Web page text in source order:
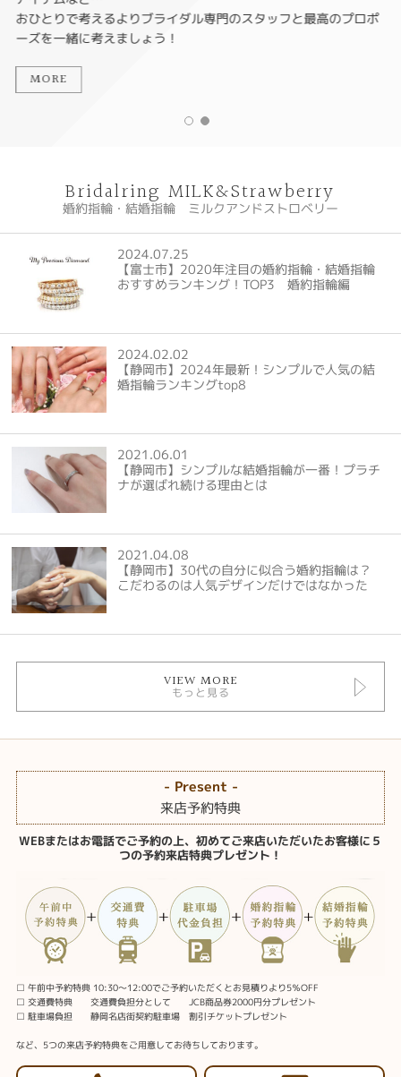
おひとりで考えるよりブライダル専門のスタッフと最高のプロポ
ーズを一緒に考えましょう！
MORE
Bridalring MILK&Strawberry
婚約指輪・結婚指輪 ミルクアンドストロベリー
2024.07.25
【富士市】2020年注目の婚約指輪・結婚指輪
おすすめランキング！TOP3 婚約指輪編
2024.02.02
【静岡市】2024年最新！シンプルで人気の結
婚指輪ランキングtop8
2021.06.01
【静岡市】シンプルな結婚指輪が一番！プラチ
ナが選ばれ続ける理由とは
2021.04.08
【静岡市】30代の自分に似合う婚約指輪は？
こだわるのは人気デザインだけではなかった
VIEW MORE
もっと見る
- Present -
来店予約特典
WEBまたはお電話でご予約の上、初めてご来店いただいたお客様に５
つの予約来店特典プレゼント！
□ 午前中予約特典 10:30～12:00でご予約いただくとお見積りより5％OFF
□ 交通費特典 交通費負担分として JCB商品券2000円分プレゼント
□ 駐車場負担 静岡名店街契約駐車場 割引チケットプレゼント
など、5つの来店予約特典をご用意してお待ちしております。